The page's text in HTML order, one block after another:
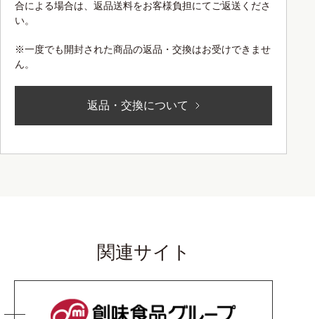
合による場合は、返品送料をお客様負担にてご返送くださ
い。
※一度でも開封された商品の返品・交換はお受けできませ
ん。
返品・交換について
関連サイト